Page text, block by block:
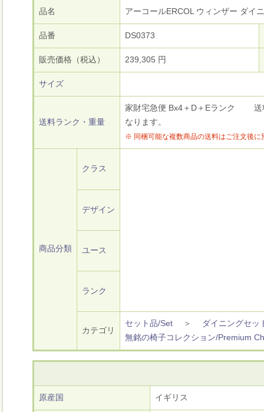
品名 アーコールERCOL ウィンザー ダイ
品番 DS0373
販売価格（税込） 239,305 円
サイズ
送料ランク・重量
家財宅急便 Bx4＋D＋Eランク 送
なります。
※ 同梱可能な複数商品の送料はご注文後に
商品分類
クラス
デザイン
ユース
ランク
カテゴリ
セット品/Set ＞
ダイニングセッ
無銘の椅子コレクション/Premium
原産国 イギリス